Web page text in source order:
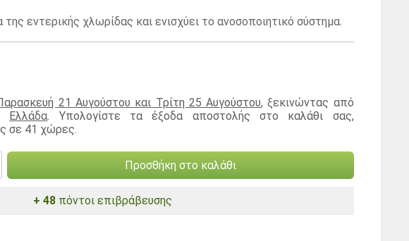
εντερικής χλωρίδας και ενισχύει το ανοσοποιητικό σύστημα.
21 Αυγούστου και Τρίτη 25 Αυγούστου, ξεκινώντας από
Ελλάδα. Υπολογίστε τα έξοδα αποστολής στο καλάθι σας,
σε 41 χώρες.
Προσθήκη στο καλάθι
+ 48 πόντοι επιβράβευσης